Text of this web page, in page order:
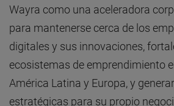
Wayra como una aceleradora
para mantenerse cerca de los
digitales y sus innovaciones,
ecosistemas de emprendimiento
América Latina y Europa, y
estratégicas para su propio